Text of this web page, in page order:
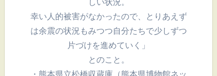
幸い人的被害がなかったので、とりあえず
は余震の状況もみつつ自分たちで少しずつ
片づけを進めていく」
とのこと。
・熊本県立松橋収蔵庫（熊本県博物館ネッ